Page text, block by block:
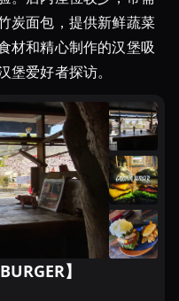
炭面包，提供新鲜蔬菜
材和精心制作的汉堡吸
爱好者探访。
】